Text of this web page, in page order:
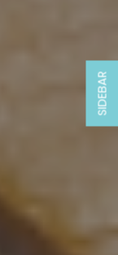
SIDEBAR